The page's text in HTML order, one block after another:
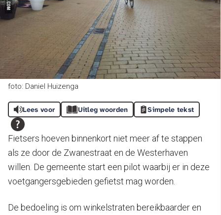
foto: Daniel Huizenga
Lees voor Uitleg woorden Simpele tekst
Fietsers hoeven binnenkort niet meer af te stappen
als ze door de Zwanestraat en de Westerhaven
willen. De gemeente start een pilot waarbij er in deze
voetgangersgebieden gefietst mag worden.
De bedoeling is om winkelstraten bereikbaarder en